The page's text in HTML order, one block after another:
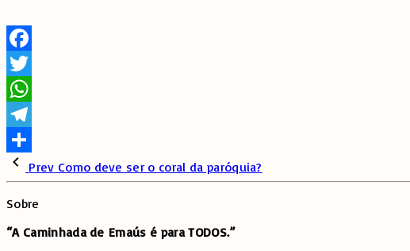
Facebook
Twitter
WhatsApp
Telegram
SharePrev Como deve ser o coral da paróquia?
Sobre
“A Caminhada de Emaús é para TODOS.”